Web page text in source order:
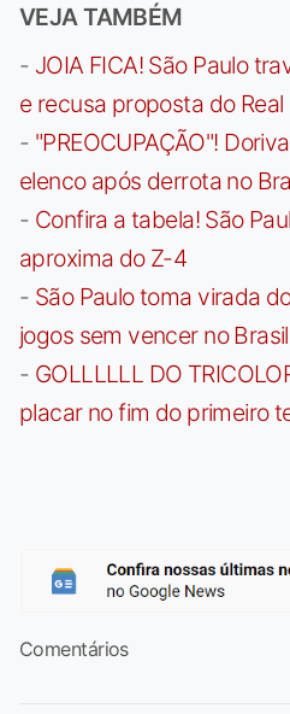
VEJA TAMBÉM
- JOIA FICA! São Paulo
e recusa proposta do Real
- "PREOCUPAÇÃO"!
elenco após derrota no
- Confira a tabela! São
aproxima do Z-4
- São Paulo toma virada
jogos sem vencer no
- GOLLLLLL DO
placar no fim do primeiro
Comentários